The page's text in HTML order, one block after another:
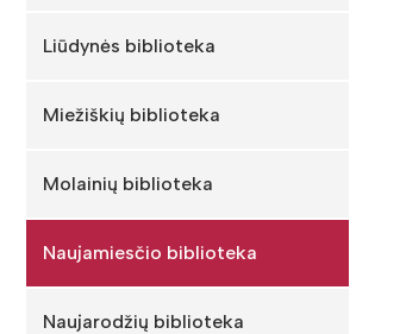
Liūdynės biblioteka
Miežiškių biblioteka
Molainių biblioteka
Naujamiesčio biblioteka
Naujarodžių biblioteka